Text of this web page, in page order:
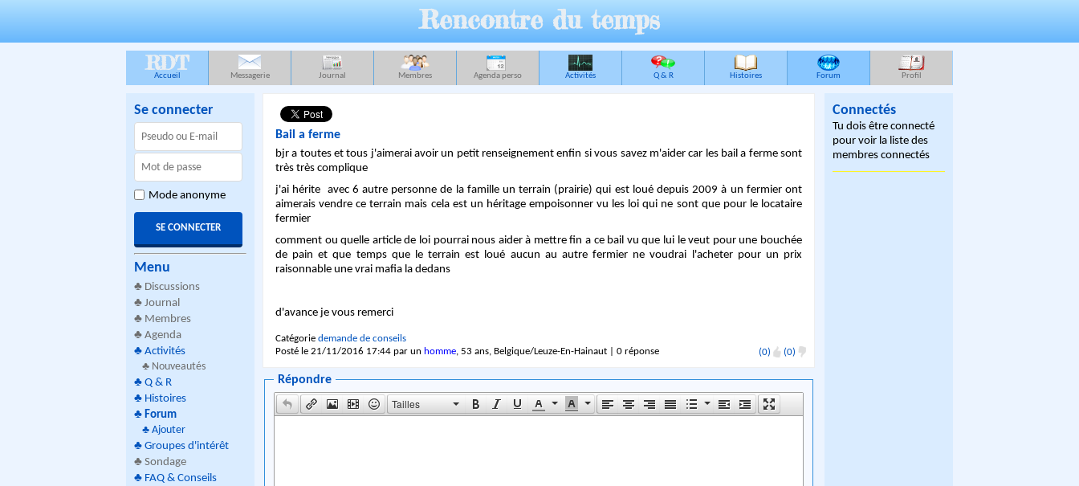
Rencontre du temps
RDT
Accueil Messagerie Journal Membres Agenda perso Activités Q & R Histoires Forum Profil
Se connecter
Mode anonyme
Menu
♣ Discussions
♣ Journal
♣ Membres
♣ Agenda
♣ Activités
♣ Nouveautés
♣ Q & R
♣ Histoires
♣ Forum
♣ Ajouter
♣ Groupes d'intérêt
♣ Sondage
♣ FAQ & Conseils
Bail a ferme
bjr a toutes et tous j'aimerai avoir un petit renseignement enfin si vous savez m'aider car les bail a ferme sont
très très complique
j'ai hérite avec 6 autre personne de la famille un terrain (prairie) qui est loué depuis 2009 à un fermier ont
aimerais vendre ce terrain mais cela est un héritage empoisonner vu les loi qui ne sont que pour le locataire
fermier
comment ou quelle article de loi pourrai nous aider à mettre fin a ce bail vu que lui le veut pour une bouchée
de pain et que temps que le terrain est loué aucun au autre fermier ne voudrai l'acheter pour un prix
raisonnable une vrai mafia la dedans
d'avance je vous remerci
Catégorie demande de conseils
Posté le 21/11/2016 17:44 par un homme, 53 ans, Belgique/Leuze-En-Hainaut | 0 réponse (0) (0)
Répondre
Tailles
Connectés
Tu dois être connecté
pour voir la liste des
membres connectés